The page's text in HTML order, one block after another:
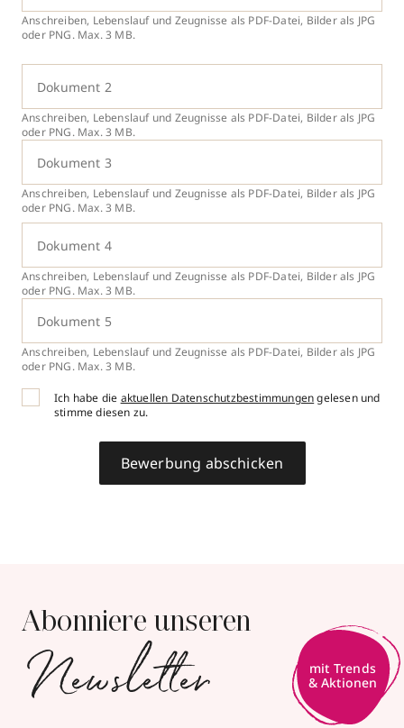
Anschreiben, Lebenslauf und Zeugnisse als PDF-Datei, Bilder als JPG
oder PNG. Max. 3 MB.
Dokument 2
Anschreiben, Lebenslauf und Zeugnisse als PDF-Datei, Bilder als JPG
oder PNG. Max. 3 MB.
Dokument 3
Anschreiben, Lebenslauf und Zeugnisse als PDF-Datei, Bilder als JPG
oder PNG. Max. 3 MB.
Dokument 4
Anschreiben, Lebenslauf und Zeugnisse als PDF-Datei, Bilder als JPG
oder PNG. Max. 3 MB.
Dokument 5
Anschreiben, Lebenslauf und Zeugnisse als PDF-Datei, Bilder als JPG
oder PNG. Max. 3 MB.
Ich habe die aktuellen Datenschutzbestimmungengelesen und
stimme diesen zu.
Bewerbung abschicken
Abonniere unseren
Newsletter
mit Trends
& Aktionen